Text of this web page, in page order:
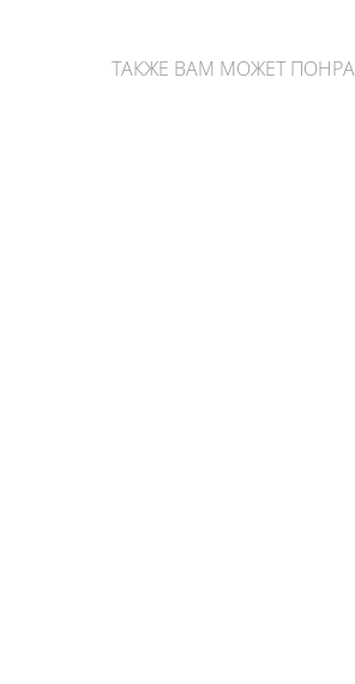
ТАКЖЕ ВАМ МОЖЕТ